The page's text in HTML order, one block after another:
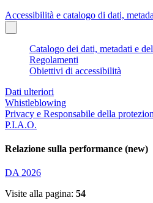
Accessibilità e catalogo di dati,
Catalogo dei dati, metadati e
Regolamenti
Obiettivi di accessibilità
Dati ulteriori
Whistleblowing
Privacy e Responsabile della
P.I.A.O.
Relazione sulla performance (new)
DA 2026
Visite alla pagina: 54